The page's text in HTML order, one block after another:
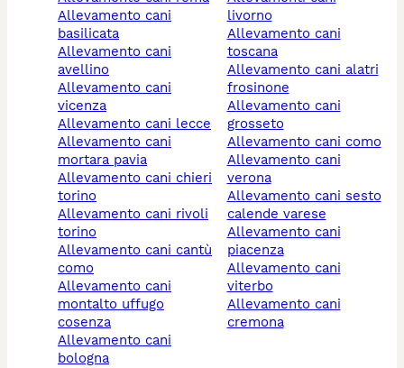
allevamento cani
basilicata
allevamento cani
avellino
allevamento cani
vicenza
allevamento cani lecce
allevamento cani
mortara pavia
allevamento cani chieri
torino
allevamento cani rivoli
torino
allevamento cani cantù
como
allevamento cani
montalto uffugo
cosenza
allevamento cani
bologna
livorno
allevamento cani
toscana
allevamento cani alatri
frosinone
allevamento cani
grosseto
allevamento cani como
allevamento cani
verona
allevamento cani sesto
calende varese
allevamento cani
piacenza
allevamento cani
viterbo
allevamento cani
cremona